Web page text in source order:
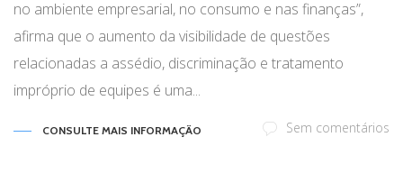
no ambiente empresarial, no consumo e nas finanças”,
afirma que o aumento da visibilidade de questões
relacionadas a assédio, discriminação e tratamento
impróprio de equipes é uma...
CONSULTE MAIS INFORMAÇÃO Sem comentários